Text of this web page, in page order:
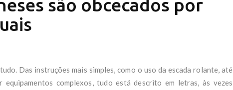
são obcecados por
Das instruções mais simples, como o uso da escada rolante, até
complexos, tudo está descrito em letras, às vezes